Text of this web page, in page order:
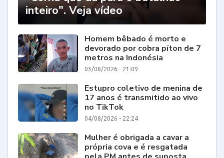
inteiro". Veja vídeo
Homem bêbado é morto e
devorado por cobra píton de 7
metros na Indonésia
03/08/2026 - 21:09
Estupro coletivo de menina de
17 anos é transmitido ao vivo
no TikTok
04/08/2026 - 22:24
Mulher é obrigada a cavar a
própria cova e é resgatada